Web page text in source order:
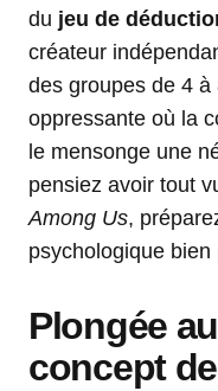
du jeu de
créateur
des groupes de 4
oppressante où la
le mensonge une
pensiez avoir tout
Among Us,
psychologique bien
Plongée
concept